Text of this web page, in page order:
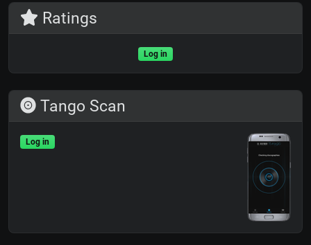
Ratings
Log in
Tango Scan
Log in